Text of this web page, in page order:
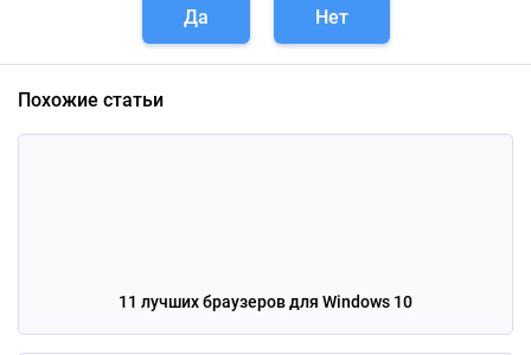
Да Нет
Похожие статьи
11 лучших браузеров для Windows 10